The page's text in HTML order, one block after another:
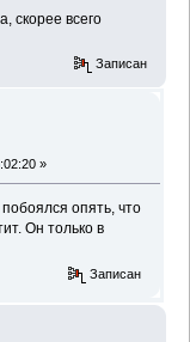
скорее всего
Записан
»
опять, что
Он только в
Записан